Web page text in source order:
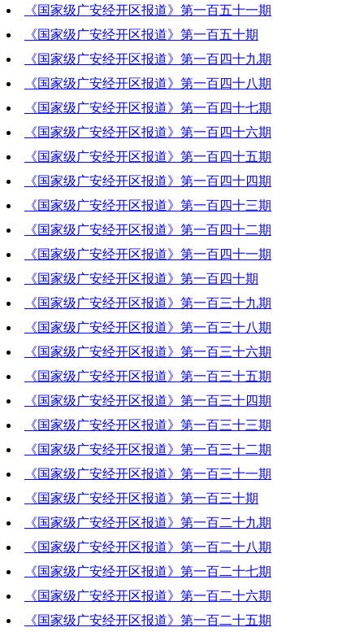
2022-02-10 18:59:11
《国家级广安经开区报道》第一百五十一期
2022-02-11 15:35:52
《国家级广安经开区报道》第一百五十期
2022-01-27 20:18:38
《国家级广安经开区报道》第一百四十九期
2022-01-20 19:42:18
《国家级广安经开区报道》第一百四十八期
2022-01-13 19:44:10
《国家级广安经开区报道》第一百四十七期
2022-01-06 20:11:17
《国家级广安经开区报道》第一百四十六期
2021-12-30 19:27:12
《国家级广安经开区报道》第一百四十五期
2021-12-23 19:04:03
《国家级广安经开区报道》第一百四十四期
2021-12-16 19:23:41
《国家级广安经开区报道》第一百四十三期
2021-12-09 19:51:02
《国家级广安经开区报道》第一百四十二期
2021-12-02 19:38:56
《国家级广安经开区报道》第一百四十一期
2021-11-25 19:20:45
《国家级广安经开区报道》第一百四十期
2021-11-18 18:32:35
《国家级广安经开区报道》第一百三十九期
2021-11-11 19:48:04
《国家级广安经开区报道》第一百三十八期
2021-11-04 19:19:59
《国家级广安经开区报道》第一百三十六期
2021-10-21 20:25:10
《国家级广安经开区报道》第一百三十五期
2021-10-14 19:36:07
《国家级广安经开区报道》第一百三十四期
2021-10-07 20:07:52
《国家级广安经开区报道》第一百三十三期
2021-09-30 20:06:05
《国家级广安经开区报道》第一百三十二期
2021-09-23 20:57:38
《国家级广安经开区报道》第一百三十一期
2021-09-16 20:28:25
《国家级广安经开区报道》第一百三十期
2021-09-09 19:32:28
《国家级广安经开区报道》第一百二十九期
2021-09-02 20:02:34
《国家级广安经开区报道》第一百二十八期
2021-08-26 20:16:38
《国家级广安经开区报道》第一百二十七期
2021-08-19 20:35:40
《国家级广安经开区报道》第一百二十六期
2021-08-12 19:30:12
《国家级广安经开区报道》第一百二十五期